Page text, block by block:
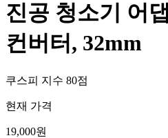
진공 청소기 어
컨버터, 32mm
쿠스피 지수 80점
현재 가격
19,000원